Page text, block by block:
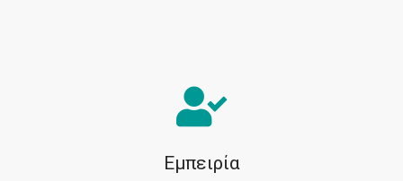
Εμπειρία